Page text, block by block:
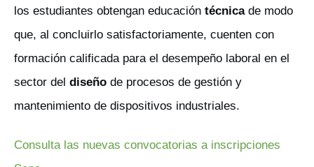
los estudiantes obtengan educación técnicade modo
que, al concluirlo satisfactoriamente, cuenten con
formación calificada para el desempeño laboral en el
sector del diseño de procesos de gestión y
mantenimiento de dispositivos industriales.
Consulta las nuevas convocatorias a inscripciones